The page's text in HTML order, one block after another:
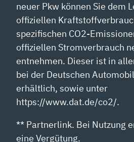
neuer Pkw können Sie dem
offiziellen
spezifischen CO2-
offiziellen Stromverbrauch
entnehmen. Dieser ist in
bei der Deutschen
erhältlich, sowie unter
https://www.dat.de/co2/.
** Partnerlink. Bei Nutzung
eine Vergütung.